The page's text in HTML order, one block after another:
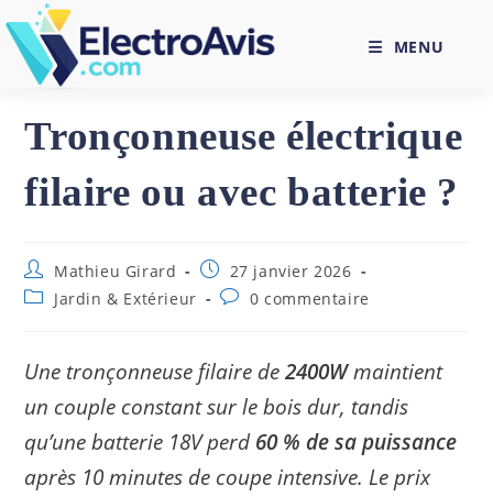
to
content
MENU
Tronçonneuse électrique
filaire ou avec batterie ?
Auteur/autrice
de
la
Mathieu Girard
Publication
publiée :
27 janvier 2026
PostJardin & Extérieur
Commentaires
publication :
0 commentaire
Une tronçonneuse filaire de2400Wmaintient
un couple constant sur le bois dur, tandis
qu’une batterie 18V perd60 % de sa puissance
après 10 minutes de coupe intensive. Le prix